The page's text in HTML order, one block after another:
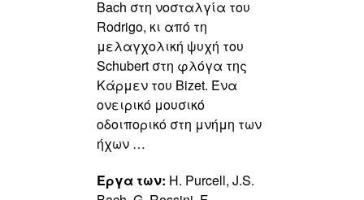
Bach στη νοσταλγία του
Rodrigo, κι από τη
μελαγχολική ψυχή του
Schubert στη φλόγα της
Κάρμεν του Bizet. Ένα
ονειρικό μουσικό
οδοιπορικό στη μνήμη των
ήχων …
Έργα των: H. Purcell, J.S.